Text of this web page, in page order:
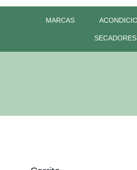
MARCAS
SECADORES